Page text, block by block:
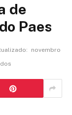
de
Paes
novembro